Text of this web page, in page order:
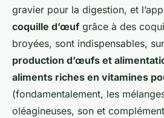
gravier pour la digestion, et
coquille d’œuf grâce à des
broyées, sont indispensables,
production d’œufs et
aliments riches en vitamines
(fondamentalement, les
oléagineuses, son et